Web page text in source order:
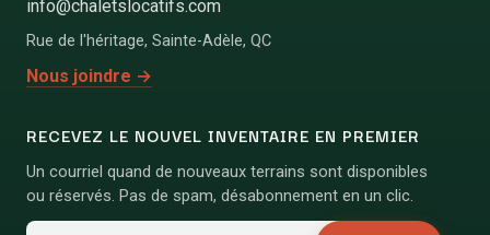
info@chaletslocatifs.com
Rue de l'héritage, Sainte-Adèle, QC
Nous joindre →
RECEVEZ LE NOUVEL INVENTAIRE EN PREMIER
Un courriel quand de nouveaux terrains sont disponibles
ou réservés. Pas de spam, désabonnement en un clic.